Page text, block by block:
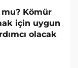
mu? Kömür
için uygun
olacak